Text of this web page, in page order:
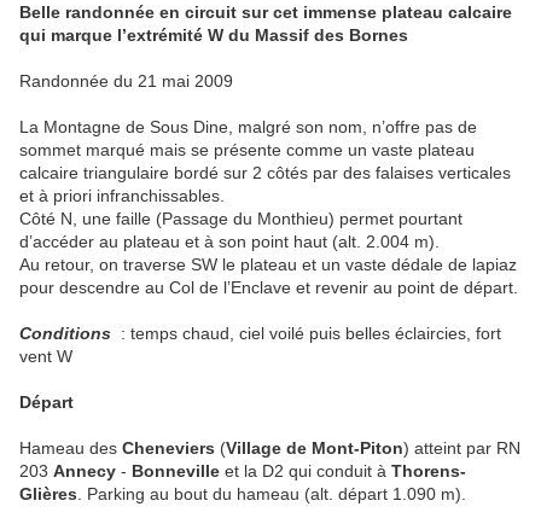
Belle randonnée en circuit sur cet immense plateau calcaire
qui marque l’extrémité W du Massif des Bornes
Randonnée du 21 mai 2009
La Montagne de Sous Dine, malgré son nom, n’offre pas de
sommet marqué mais se présente comme un vaste plateau
calcaire triangulaire bordé sur 2 côtés par des falaises verticales
et à priori infranchissables.
Côté N, une faille (Passage du Monthieu) permet pourtant
d’accéder au plateau et à son point haut (alt. 2.004 m).
Au retour, on traverse SW le plateau et un vaste dédale de lapiaz
pour descendre au Col de l’Enclave et revenir au point de départ.
Conditions : temps chaud, ciel voilé puis belles éclaircies, fort
vent W
Départ
Hameau des Cheneviers (Village de Mont-Piton) atteint par RN
203 Annecy - Bonneville et la D2 qui conduit à Thorens-
Glières . Parking au bout du hameau (alt. départ 1.090 m).